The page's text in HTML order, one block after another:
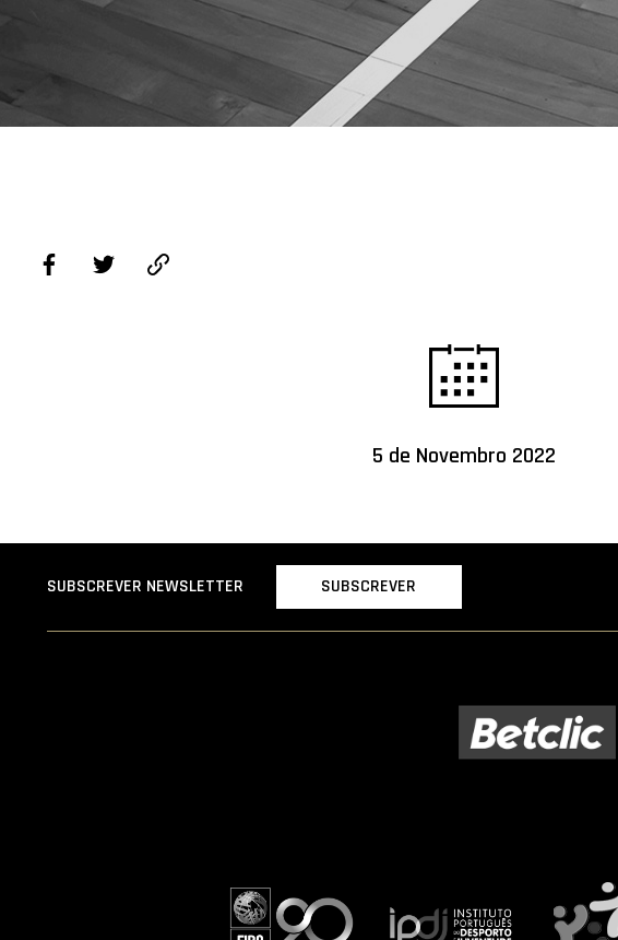
5 de Novembro 2022
SUBSCREVER NEWSLETTER SUBSCREVER